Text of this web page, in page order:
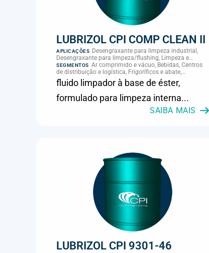
LUBRIZOL CPI COMP CLEAN II
APLICAÇÕES
Desengraxante para limpeza industrial,
Desengraxante para limpeza/flushing, Limpeza e
manutenção
SEGMENTOS Ar comprimido e vácuo, Bebidas, Centros
de distribuição e logística, Frigoríficos e abate,
Laticínios, MRO e manutenção industrial
fluido limpador à base de éster,
formulado para limpeza interna...
SAIBA MAIS
LUBRIZOL CPI 9301-46